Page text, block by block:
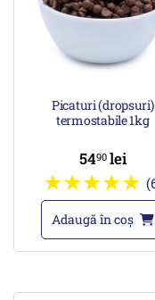
Picaturi (dropsuri)
termostabile 1kg
5490 lei
Adaugă în coș